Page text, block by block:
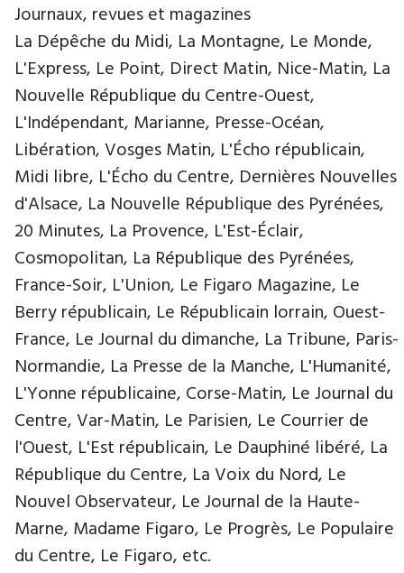
Journaux, revues et magazines
La Dépêche du Midi, La Montagne, Le Monde,
L'Express, Le Point, Direct Matin, Nice-Matin, La
Nouvelle République du Centre-Ouest,
L'Indépendant, Marianne, Presse-Océan,
Libération, Vosges Matin, L'Écho républicain,
Midi libre, L'Écho du Centre, Dernières Nouvelles
d'Alsace, La Nouvelle République des Pyrénées,
20 Minutes, La Provence, L'Est-Éclair,
Cosmopolitan, La République des Pyrénées,
France-Soir, L'Union, Le Figaro Magazine, Le
Berry républicain, Le Républicain lorrain, Ouest-
France, Le Journal du dimanche, La Tribune, Paris-
Normandie, La Presse de la Manche, L'Humanité,
L'Yonne républicaine, Corse-Matin, Le Journal du
Centre, Var-Matin, Le Parisien, Le Courrier de
l'Ouest, L'Est républicain, Le Dauphiné libéré, La
République du Centre, La Voix du Nord, Le
Nouvel Observateur, Le Journal de la Haute-
Marne, Madame Figaro, Le Progrès, Le Populaire
du Centre, Le Figaro, etc.